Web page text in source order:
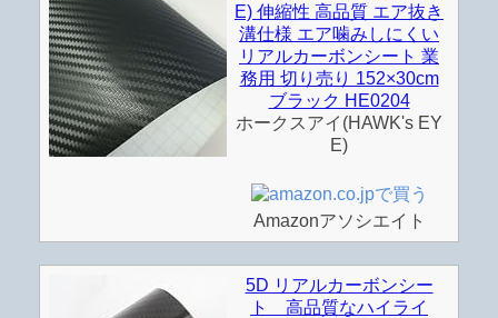
E) 伸縮性 高品質 エア抜き
溝仕様 エア噛みしにくい
リアルカーボンシート 業
務用 切り売り 152×30cm
ブラック HE0204
ホークスアイ(HAWK's EY
E)
Amazonアソシエイト
5D リアルカーボンシー
ト 高品質なハイライ